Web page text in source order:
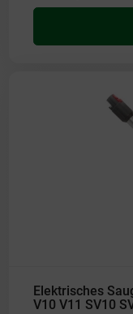
Elektrisches
V10 V11 SV10